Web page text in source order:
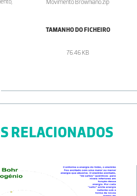
Movimento Browniano.zip
TAMANHO DO FICHEIRO
76.46 KB
RELACIONADOS